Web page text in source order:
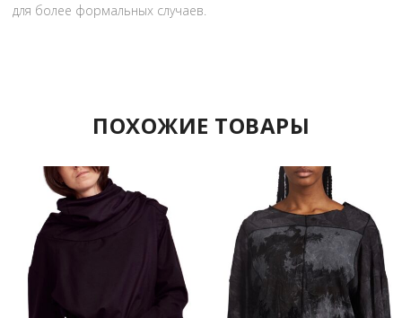
для более формальных случаев.
ПОХОЖИЕ ТОВАРЫ